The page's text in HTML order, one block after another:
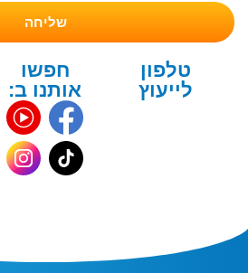
שליחה
טלפון
לייעוץ
חפשו
אותנו ב: